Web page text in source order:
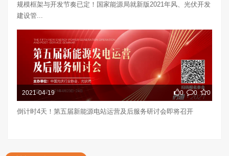
规模框架与开发节奏已定！国家能源局就新版2021年风、光伏开发
建设管...
2021-04-19 0 0 0
倒计时4天！第五届新能源电站运营及后服务研讨会即将召开